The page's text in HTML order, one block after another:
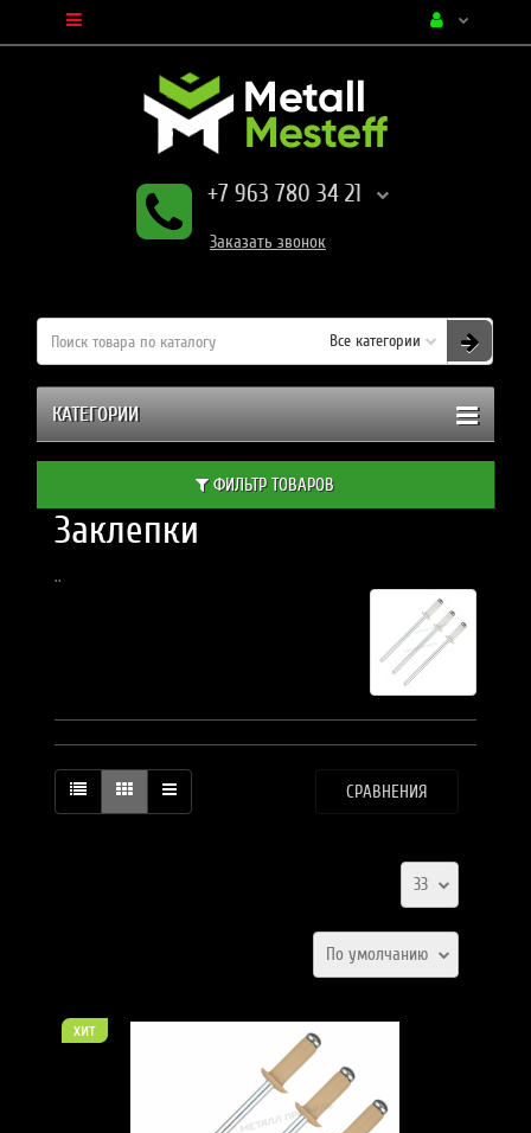
+7 963 780 34 21
Заказать звонок
Все категории
КАТЕГОРИИ
ФИЛЬТР ТОВАРОВ
Заклепки
..
СРАВНЕНИЯ
33
По умолчанию
хит